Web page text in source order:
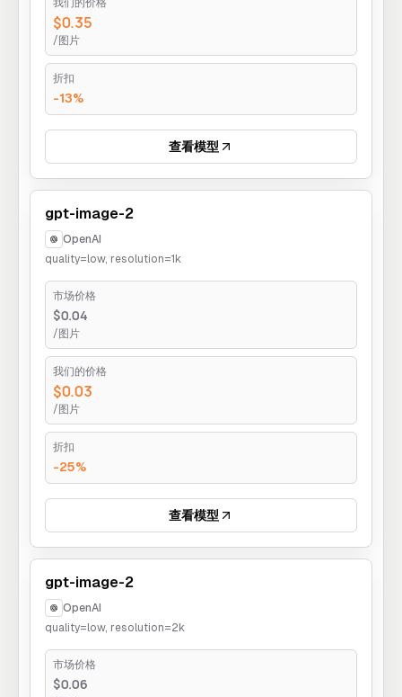
我们的价格
$0.35
/图片
折扣
-13%
查看模型
gpt-image-2
OpenAI
quality=low, resolution=1k
市场价格
$0.04
/图片
我们的价格
$0.03
/图片
折扣
-25%
查看模型
gpt-image-2
OpenAI
quality=low, resolution=2k
市场价格
$0.06